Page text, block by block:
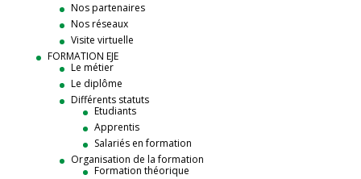
Nos partenaires
Nos réseaux
Visite virtuelle
FORMATION EJE
Le métier
Le diplôme
Différents statuts
Etudiants
Apprentis
Salariés en formation
Organisation de la formation
Formation théorique